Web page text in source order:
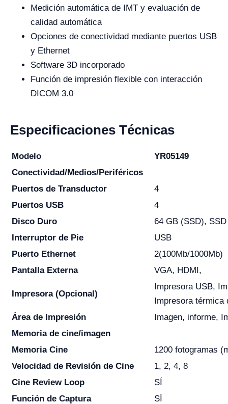
Medición automática de IMT y evaluación de
calidad automática
Opciones de conectividad mediante puertos USB
y Ethernet
Software 3D incorporado
Función de impresión flexible con interacción
DICOM 3.0
Especificaciones Técnicas
Modelo
YR05149
Conectividad/Medios/Periféricos
Puertos de Transductor
4
Puertos USB
4
Disco Duro
64 GB (SSD),
Interruptor de Pie
USB
Puerto Ethernet
2(100Mb/1000Mb)
Pantalla Externa
VGA, HDMI,
Impresora (Opcional)
Impresora USB,
Impresora térmica
Área de Impresión
Imagen, informe,
Memoria de cine/imagen
Memoria Cine
1200 fotogramas
Velocidad de Revisión de Cine
1, 2, 4, 8
Cine Review Loop
SÍ
Función de Captura
SÍ